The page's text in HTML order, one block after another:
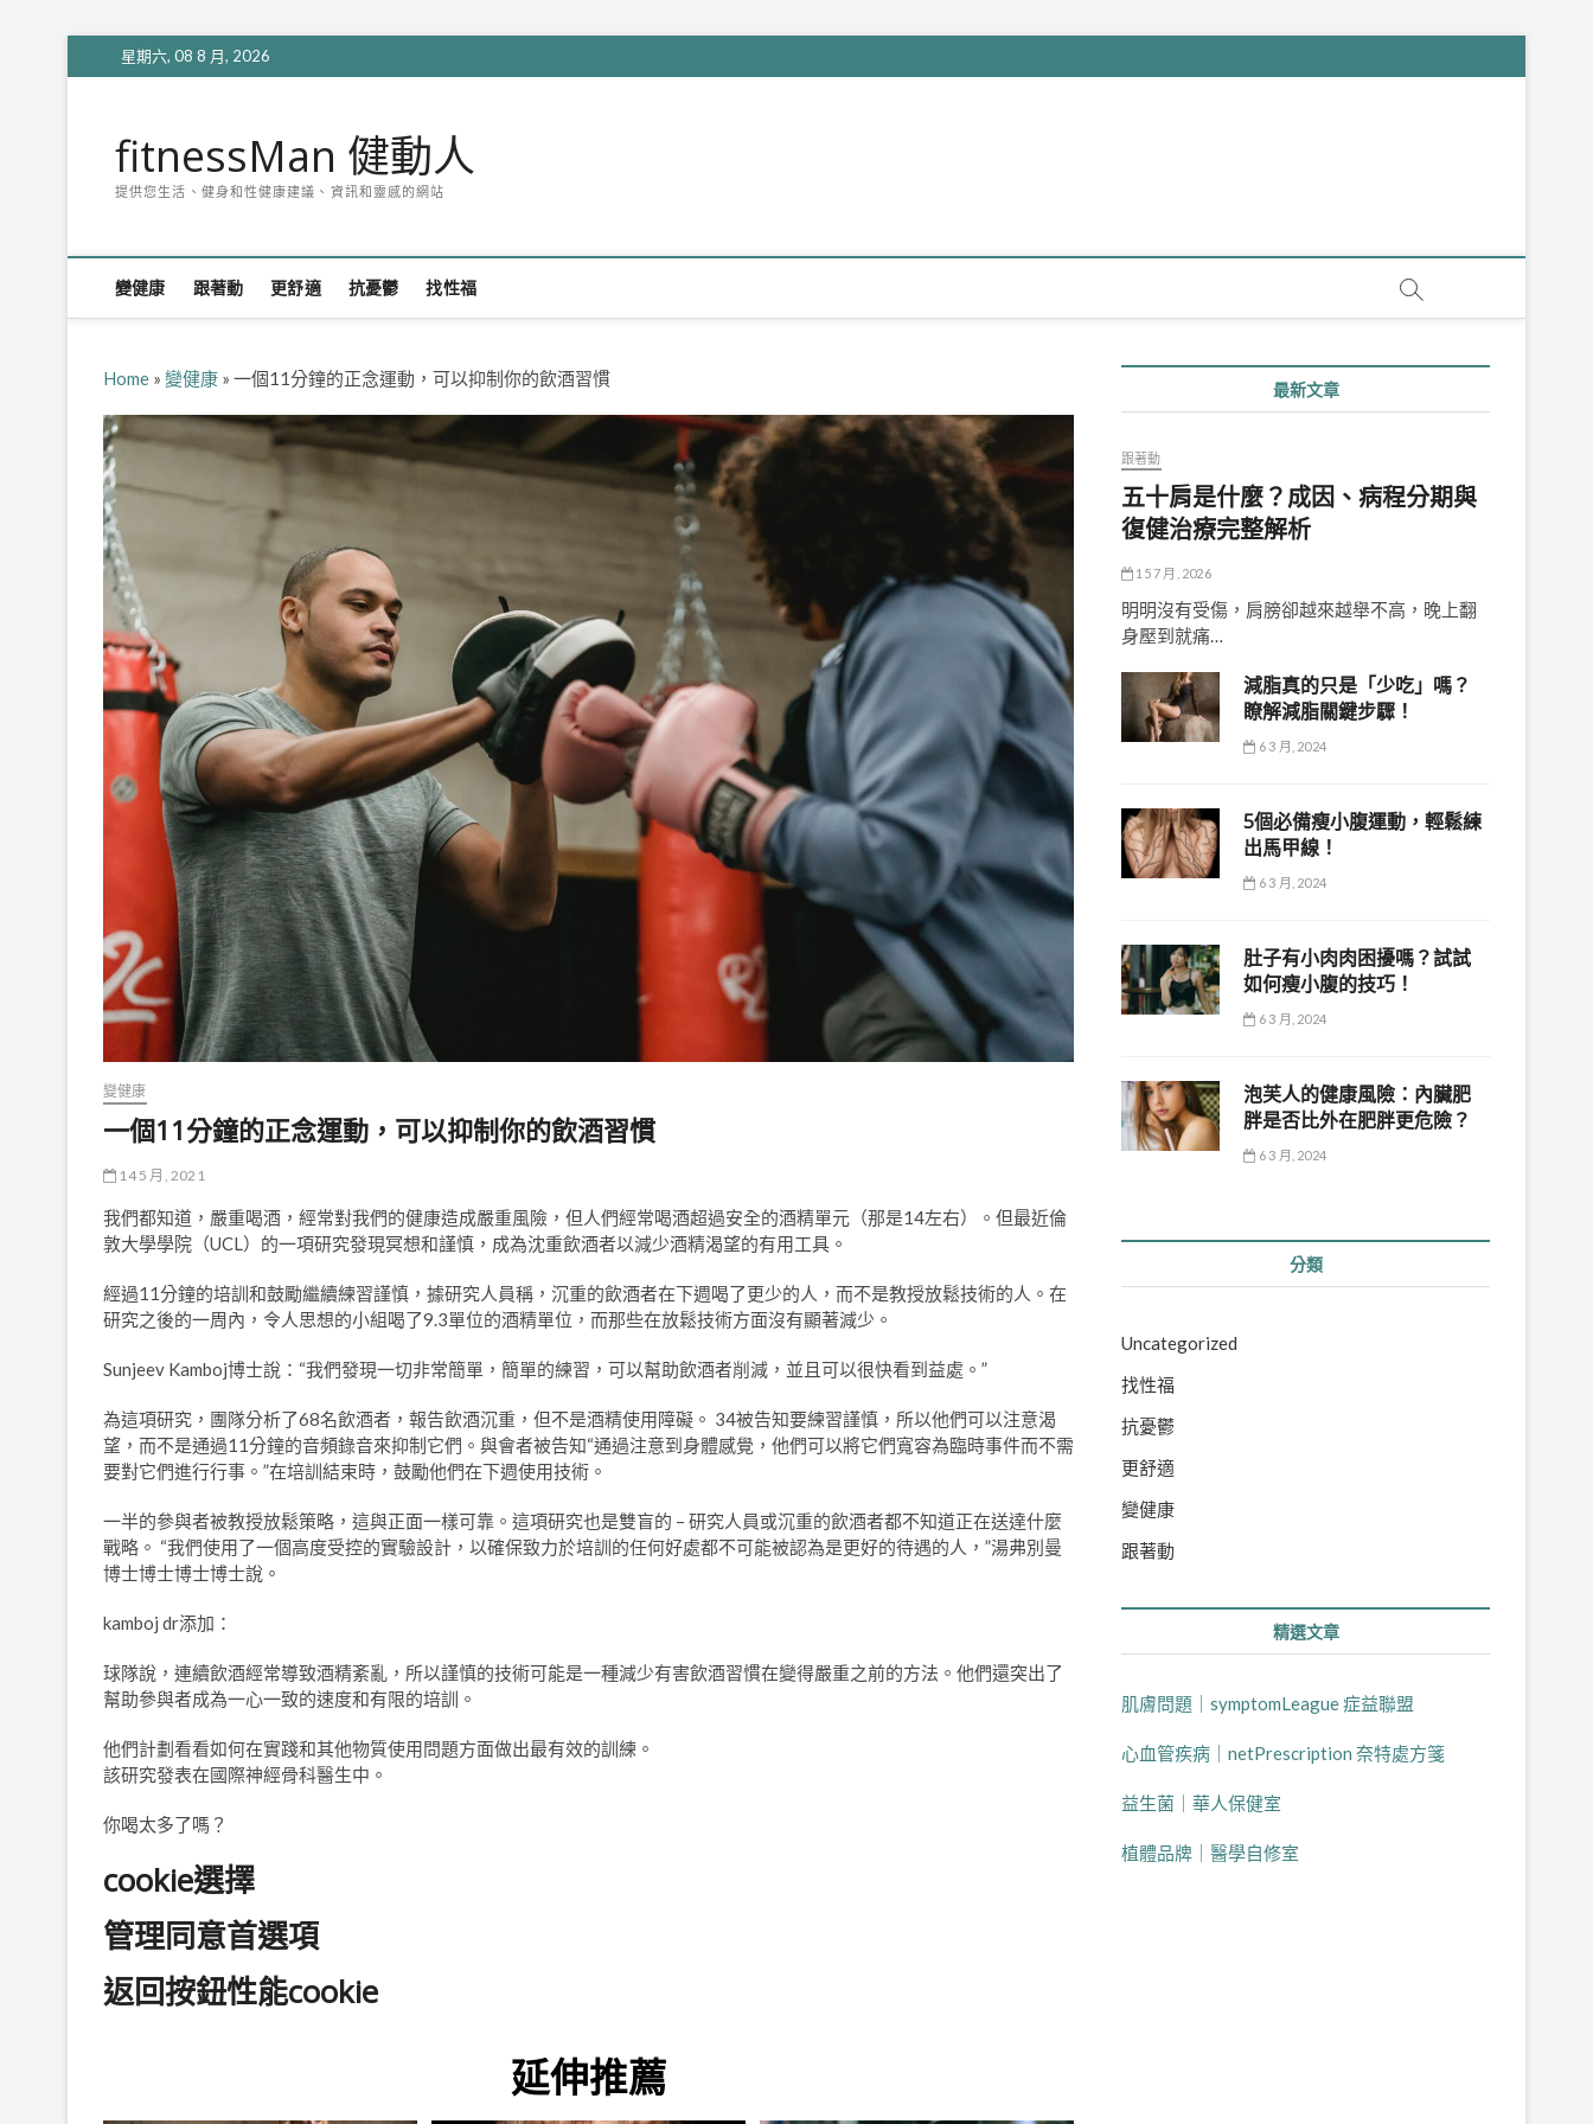
to
星期六, 08 8 月, 2026
fitnessMan 健動人
提供您生活、健身和性健康建議、資訊和靈感的網站
變健康 跟著動 更舒適 抗憂鬱 找性福
Home » 變健康 » 一個11分鐘的正念運動，可以抑制你的飲酒習慣
變健康
一個11分鐘的正念運動，可以抑制你的飲酒習慣
14 5 月, 2021
我們都知道，嚴重喝酒，經常對我們的健康造成嚴重風險，但人們經常喝酒超過安全的酒精單元（那是14左右）。但最近倫
敦大學學院（UCL）的一項研究發現冥想和謹慎，成為沈重飲酒者以減少酒精渴望的有用工具。
經過11分鐘的培訓和鼓勵繼續練習謹慎，據研究人員稱，沉重的飲酒者在下週喝了更少的人，而不是教授放鬆技術的人。在
研究之後的一周內，令人思想的小組喝了9.3單位的酒精單位，而那些在放鬆技術方面沒有顯著減少。
Sunjeev Kamboj博士說：“我們發現一切非常簡單，簡單的練習，可以幫助飲酒者削減，並且可以很快看到益處。”
為這項研究，團隊分析了68名飲酒者，報告飲酒沉重，但不是酒精使用障礙。 34被告知要練習謹慎，所以他們可以注意渴
望，而不是通過11分鐘的音頻錄音來抑制它們。與會者被告知“通過注意到身體感覺，他們可以將它們寬容為臨時事件而不需
要對它們進行行事。”在培訓結束時，鼓勵他們在下週使用技術。
一半的參與者被教授放鬆策略，這與正面一樣可靠。這項研究也是雙盲的 – 研究人員或沉重的飲酒者都不知道正在送達什麼
戰略。 “我們使用了一個高度受控的實驗設計，以確保致力於培訓的任何好處都不可能被認為是更好的待遇的人，”湯弗別曼
博士博士博士博士說。
kamboj dr添加：
球隊說，連續飲酒經常導致酒精紊亂，所以謹慎的技術可能是一種減少有害飲酒習慣在變得嚴重之前的方法。他們還突出了
幫助參與者成為一心一致的速度和有限的培訓。
他們計劃看看如何在實踐和其他物質使用問題方面做出最有效的訓練。
該研究發表在國際神經骨科醫生中。
你喝太多了嗎？
cookie選擇
管理同意首選項
返回按鈕性能cookie
延伸推薦
最新文章
跟著動
五十肩是什麼？成因、病程分期與
復健治療完整解析
15 7 月, 2026
明明沒有受傷，肩膀卻越來越舉不高，晚上翻
身壓到就痛…
減脂真的只是「少吃」嗎？
瞭解減脂關鍵步驟！
6 3 月, 2024
5個必備瘦小腹運動，輕鬆練
出馬甲線！
6 3 月, 2024
肚子有小肉肉困擾嗎？試試
如何瘦小腹的技巧！
6 3 月, 2024
泡芙人的健康風險：內臟肥
胖是否比外在肥胖更危險？
6 3 月, 2024
分類
Uncategorized
找性福
抗憂鬱
更舒適
變健康
跟著動
精選文章
肌膚問題｜symptomLeague 症益聯盟
心血管疾病｜netPrescription 奈特處方箋
益生菌｜華人保健室
植體品牌｜醫學自修室